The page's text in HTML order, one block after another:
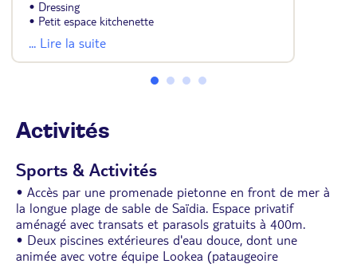
• Dressing
• Petit espace kitchenette
• Salle de bains avec baignoire ou douche et
sèche-cheveux
• Vue jardin ou piscine
... Lire la suite
Activités
Sports & Activités
• Accès par une promenade pietonne en front de mer à
la longue plage de sable de Saïdia. Espace privatif
aménagé avec transats et parasols gratuits à 400m.
• Deux piscines extérieures d'eau douce, dont une
animée avec votre équipe Lookea (pataugeoire